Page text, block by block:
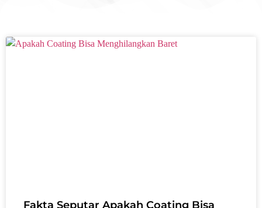
Fakta Seputar Apakah Coating Bisa